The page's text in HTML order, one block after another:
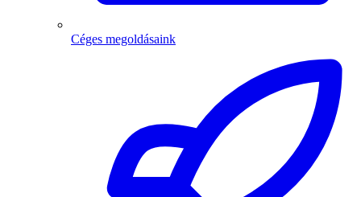
Céges megoldásaink